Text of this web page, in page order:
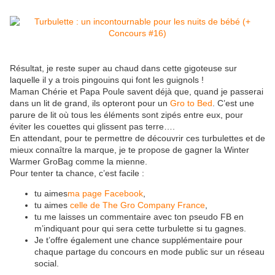
Résultat, je reste super au chaud dans cette gigoteuse sur
laquelle il y a trois pingouins qui font les guignols !
Maman Chérie et Papa Poule savent déjà que, quand je passerai
dans un lit de grand, ils opteront pour un Gro to Bed . C’est une
parure de lit où tous les éléments sont zipés entre eux, pour
éviter les couettes qui glissent pas terre….
En attendant, pour te permettre de découvrir ces turbulettes et de
mieux connaître la marque, je te propose de gagner la Winter
Warmer GroBag comme la mienne.
Pour tenter ta chance, c’est facile :
tu aimesma page Facebook
tu aimes celle de The Gro Company France
tu me laisses un commentaire avec ton pseudo FB en
m’indiquant pour qui sera cette turbulette si tu gagnes.
Je t’offre également une chance supplémentaire pour
chaque partage du concours en mode public sur un réseau
social.